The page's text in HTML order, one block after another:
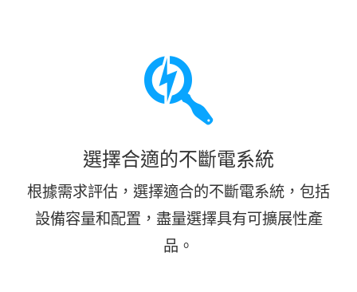
選擇合適的不斷電系統
根據需求評估，選擇適合的不斷電系統，包括
設備容量和配置，盡量選擇具有可擴展性產
品。